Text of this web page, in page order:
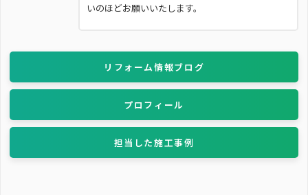
いのほどお願いいたします。
リフォーム情報ブログ
プロフィール
担当した施工事例